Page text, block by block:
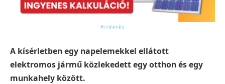
A kísérletben egy napelemekkel ellátott
elektromos jármű közlekedett egy otthon és egy
munkahely között.